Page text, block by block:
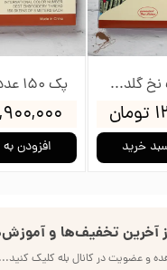
۳,۹۰۰,۰۰۰
افزودن
پک 500 رنگ نخ گلدوزی پنگوئن
خرید
آخرین تخفیف‌ها و
و عضویت در کانال بله کلیک کنید...